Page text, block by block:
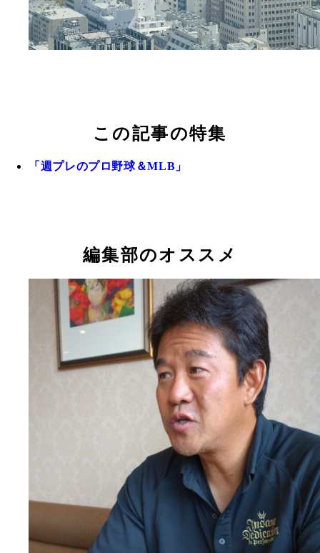
この記事の特集
「週プレのプロ野球＆MLB」
編集部のオススメ